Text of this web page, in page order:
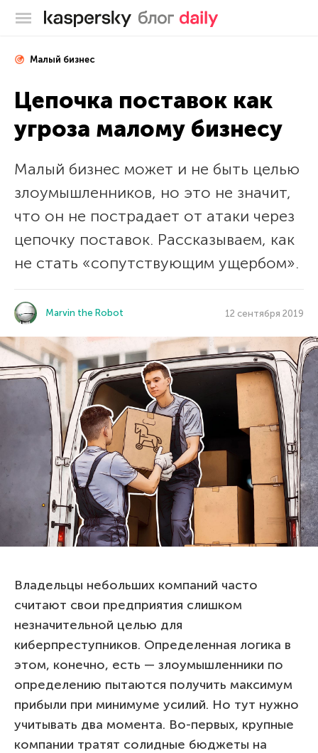
Блог Касперского
Малый бизнес
Цепочка поставок как
угроза малому бизнесу
Малый бизнес может и не быть целью
злоумышленников, но это не значит,
что он не пострадает от атаки через
цепочку поставок. Рассказываем, как
не стать «сопутствующим ущербом».
Marvin the Robot 12 сентября 2019
Владельцы небольших компаний часто
считают свои предприятия слишком
незначительной целью для
киберпреступников. Определенная логика в
этом, конечно, есть — злоумышленники по
определению пытаются получить максимум
прибыли при минимуме усилий. Но тут нужно
учитывать два момента. Во-первых, крупные
компании тратят солидные бюджеты на